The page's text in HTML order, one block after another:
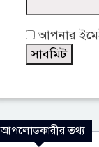
আপনার
আপলোডকারীর তথ্য